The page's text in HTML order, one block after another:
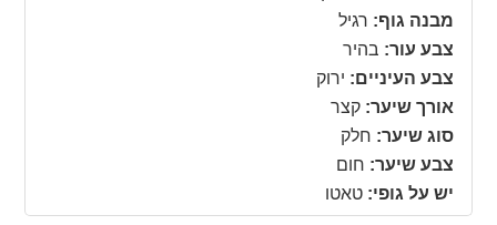
מבנה גוף: רגיל
צבע עור: בהיר
צבע העיניים: ירוק
אורך שיער: קצר
סוג שיער: חלק
צבע שיער: חום
יש על גופי: טאטו